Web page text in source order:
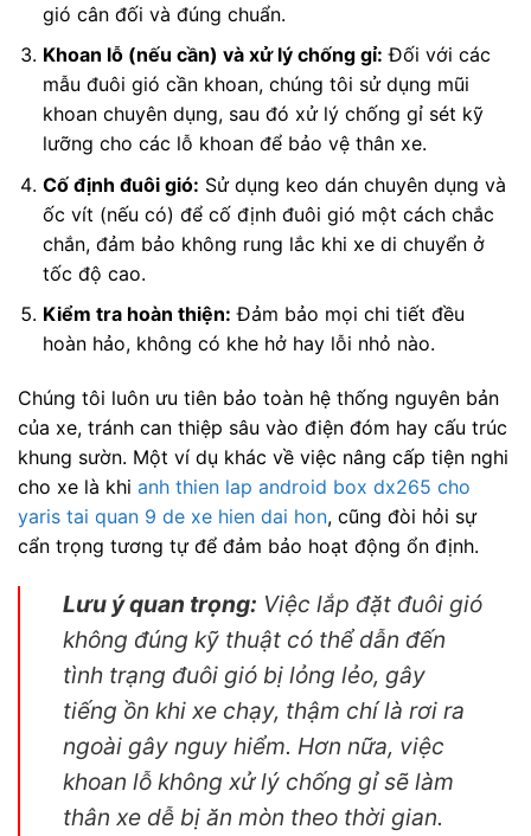
gió cân đối và đúng chuẩn.
Khoan lỗ (nếu cần) và xử lý chống gỉ: Đối với các
mẫu đuôi gió cần khoan, chúng tôi sử dụng mũi
khoan chuyên dụng, sau đó xử lý chống gỉ sét kỹ
lưỡng cho các lỗ khoan để bảo vệ thân xe.
Cố định đuôi gió: Sử dụng keo dán chuyên dụng và
ốc vít (nếu có) để cố định đuôi gió một cách chắc
chắn, đảm bảo không rung lắc khi xe di chuyển ở
tốc độ cao.
Kiểm tra hoàn thiện: Đảm bảo mọi chi tiết đều
hoàn hảo, không có khe hở hay lỗi nhỏ nào.
Chúng tôi luôn ưu tiên bảo toàn hệ thống nguyên bản
của xe, tránh can thiệp sâu vào điện đóm hay cấu trúc
khung sườn. Một ví dụ khác về việc nâng cấp tiện nghi
cho xe là khi anh thien lap android box dx265 cho
yaris tai quan 9 de xe hien dai hon, cũng đòi hỏi sự
cẩn trọng tương tự để đảm bảo hoạt động ổn định.
Lưu ý quan trọng: Việc lắp đặt đuôi gió
không đúng kỹ thuật có thể dẫn đến
tình trạng đuôi gió bị lỏng lẻo, gây
tiếng ồn khi xe chạy, thậm chí là rơi ra
ngoài gây nguy hiểm. Hơn nữa, việc
khoan lỗ không xử lý chống gỉ sẽ làm
thân xe dễ bị ăn mòn theo thời gian.